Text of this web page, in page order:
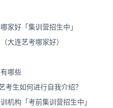
家好「集训营招生中」
大连艺考哪家好）
哪些
考生如何进行自我介绍？
机构「考前集训营招生中」